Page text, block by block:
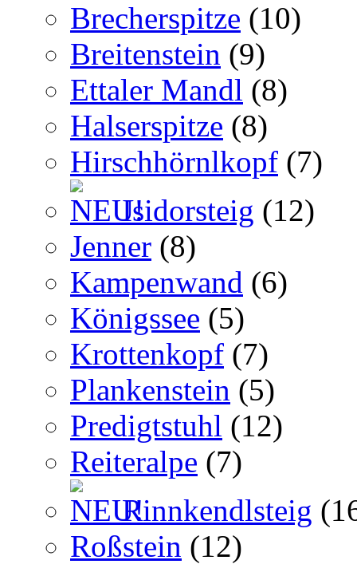
Brecherspitze (10)
Breitenstein (9)
Ettaler Mandl (8)
Halserspitze (8)
Hirschhörnlkopf (7)
Isidorsteig (12)
Jenner (8)
Kampenwand (6)
Königssee (5)
Krottenkopf (7)
Plankenstein (5)
Predigtstuhl (12)
Reiteralpe (7)
Rinnkendlsteig
Roßstein (12)